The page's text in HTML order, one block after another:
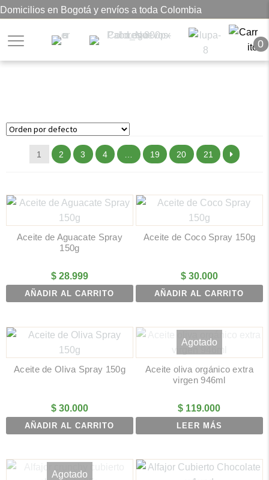
Domicilios en Bogotá y envíos a toda Colombia
0
1 2 3 4 19 20 21
Aceite de Aguacate Spray
150g
$28.999
AÑADIR AL CARRITO
Aceite de Coco Spray 150g
$30.000
AÑADIR AL CARRITO
Aceite de Oliva Spray 150g
$30.000
AÑADIR AL CARRITO
Agotado
Aceite oliva orgánico extra
virgen 946ml
$ 119.000
LEER MÁS
Agotado